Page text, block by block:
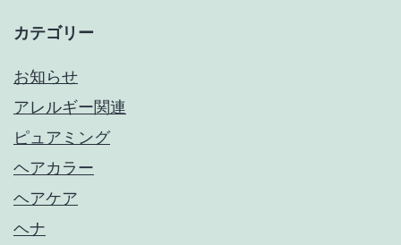
カテゴリー
お知らせ
アレルギー関連
ピュアミング
ヘアカラー
ヘアケア
ヘナ